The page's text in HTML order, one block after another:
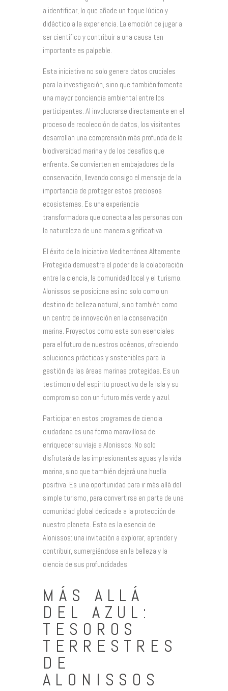
a identificar, lo que añade un toque lúdico y
didáctico a la experiencia. La emoción de jugar a
ser científico y contribuir a una causa tan
importante es palpable.
Esta iniciativa no solo genera datos cruciales
para la investigación, sino que también fomenta
una mayor conciencia ambiental entre los
participantes. Al involucrarse directamente en el
proceso de recolección de datos, los visitantes
desarrollan una comprensión más profunda de la
biodiversidad marina y de los desafíos que
enfrenta. Se convierten en embajadores de la
conservación, llevando consigo el mensaje de la
importancia de proteger estos preciosos
ecosistemas. Es una experiencia
transformadora que conecta a las personas con
la naturaleza de una manera significativa.
El éxito de la Iniciativa Mediterránea Altamente
Protegida demuestra el poder de la colaboración
entre la ciencia, la comunidad local y el turismo.
Alonissos se posiciona así no solo como un
destino de belleza natural, sino también como
un centro de innovación en la conservación
marina. Proyectos como este son esenciales
para el futuro de nuestros océanos, ofreciendo
soluciones prácticas y sostenibles para la
gestión de las áreas marinas protegidas. Es un
testimonio del espíritu proactivo de la isla y su
compromiso con un futuro más verde y azul.
Participar en estos programas de ciencia
ciudadana es una forma maravillosa de
enriquecer su viaje a Alonissos. No solo
disfrutará de las impresionantes aguas y la vida
marina, sino que también dejará una huella
positiva. Es una oportunidad para ir más allá del
simple turismo, para convertirse en parte de una
comunidad global dedicada a la protección de
nuestro planeta. Esta es la esencia de
Alonissos: una invitación a explorar, aprender y
contribuir, sumergiéndose en la belleza y la
ciencia de sus profundidades.
MÁS ALLÁ
DEL AZUL:
TESOROS
TERRESTRES
DE
ALONISSOS